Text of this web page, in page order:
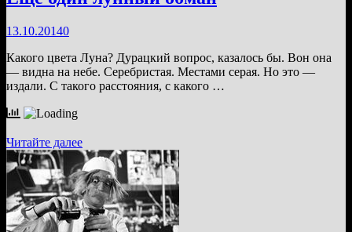
13.10.20140
Какого цвета Луна? Дурацкий вопрос, казалось бы. Вон она
— видна на небе. Серебристая. Местами серая. Но это —
издали. С такого расстояния, с какого …
Еще
один
лунный
обман
Читайте далее